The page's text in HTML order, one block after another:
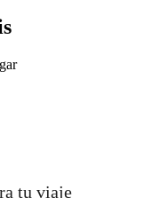
tu viaje